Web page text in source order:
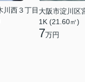
川西３丁目 大阪市淀川区
1K (21.60㎡)
7万円